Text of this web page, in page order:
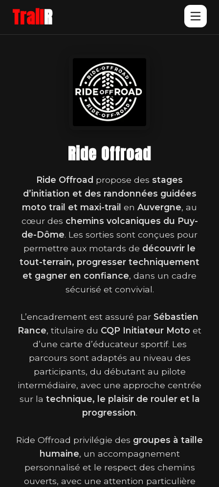
TrailR
Ride Offroad
Ride Offroad propose des stages
d’initiation et des randonnées guidées
moto trail et maxi-trail en Auvergne, au
cœur des chemins volcaniques du Puy-
de-Dôme. Les sorties sont conçues pour
permettre aux motards de découvrir le
tout-terrain, progresser techniquement
et gagner en confiance, dans un cadre
sécurisé et convivial.
L’encadrement est assuré par Sébastien
Rance, titulaire du CQP Initiateur Moto et
d’une carte d’éducateur sportif. Les
parcours sont adaptés au niveau des
participants, du débutant au pilote
intermédiaire, avec une approche centrée
sur la technique, le plaisir de rouler et la
progression.
Ride Offroad privilégie des groupes à taille
humaine, un accompagnement
personnalisé et le respect des chemins
ouverts, avec une attention particulière